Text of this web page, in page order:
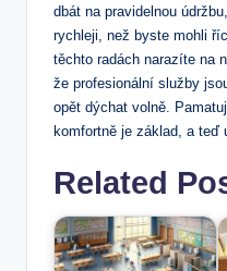
dbát na pravidelnou
rychleji, než byste mohli
těchto radách narazíte na
že profesionální služby
opět dýchat volně.
komfortně je základ, a teď
Related